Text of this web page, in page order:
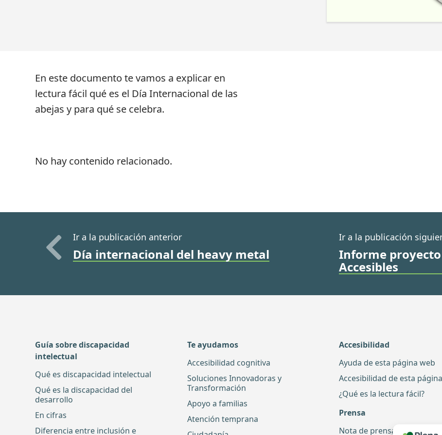
En este documento te vamos a explicar en
lectura fácil qué es el Día Internacional de las
abejas y para qué se celebra.
No hay contenido relacionado.
Ir a la publicación anterior
Día internacional del heavy metal
Ir a la publicación
Informe
Accesibles
Guía sobre discapacidad
intelectual
Qué es discapacidad intelectual
Qué es la discapacidad del
desarrollo
En cifras
Diferencia entre inclusión e
Te ayudamos
Accesibilidad cognitiva
Soluciones Innovadoras y
Transformación
Apoyo a familias
Atención temprana
Accesibilidad
Ayuda de esta página web
Accesibilidad de esta
¿Qué es la lectura fácil?
Prensa
Nota de prensa